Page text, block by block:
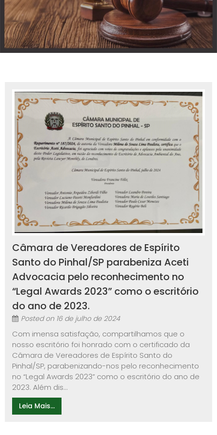
Câmara de Vereadores de Espírito
Santo do Pinhal/SP parabeniza Aceti
Advocacia pelo reconhecimento no
“Legal Awards 2023” como o escritório
do ano de 2023.
Posted on 16 de julho de 2024
Com imensa satisfação, compartilhamos que o
nosso escritório foi honrado com o certificado da
Câmara de Vereadores de Espírito Santo do
Pinhal/SP, parabenizando-nos pelo reconhecimento
no “Legal Awards 2023” como o escritório do ano de
2023. Além dis...
Leia Mais...